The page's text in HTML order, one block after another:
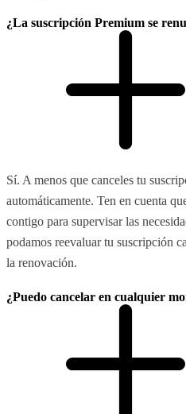
¿La suscripción Premium se
Sí. A menos que canceles tu
automáticamente. Ten en cuenta
contigo para supervisar las
podamos reevaluar tu suscripción
la renovación.
¿Puedo cancelar en cualquier